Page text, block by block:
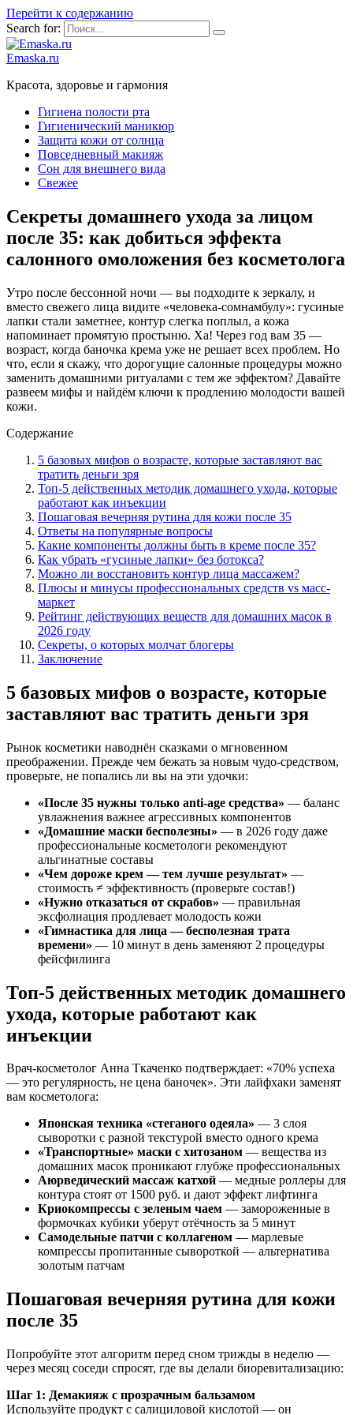
Перейти к содержанию
Search for:
Emaska.ru
Красота, здоровье и гармония
Гигиена полости рта
Гигиенический маникюр
Защита кожи от солнца
Повседневный макияж
Сон для внешнего вида
Свежее
Секреты домашнего ухода за лицом
после 35: как добиться эффекта
салонного омоложения без косметолога
Утро после бессонной ночи — вы подходите к зеркалу, и
вместо свежего лица видите «человека-сомнамбулу»: гусиные
лапки стали заметнее, контур слегка поплыл, а кожа
напоминает промятую простыню. Ха! Через год вам 35 —
возраст, когда баночка крема уже не решает всех проблем. Но
что, если я скажу, что дорогущие салонные процедуры можно
заменить домашними ритуалами с тем же эффектом? Давайте
развеем мифы и найдём ключи к продлению молодости вашей
кожи.
Содержание
5 базовых мифов о возрасте, которые заставляют вас
тратить деньги зря
Топ-5 действенных методик домашнего ухода, которые
работают как инъекции
Пошаговая вечерняя рутина для кожи после 35
Ответы на популярные вопросы
Какие компоненты должны быть в креме после 35?
Как убрать «гусиные лапки» без ботокса?
Можно ли восстановить контур лица массажем?
Плюсы и минусы профессиональных средств vs масс-
маркет
Рейтинг действующих веществ для домашних масок в
2026 году
Секреты, о которых молчат блогеры
Заключение
5 базовых мифов о возрасте, которые
заставляют вас тратить деньги зря
Рынок косметики наводнён сказками о мгновенном
преображении. Прежде чем бежать за новым чудо-средством,
проверьте, не попались ли вы на эти удочки:
«После 35 нужны только anti-age средства» — баланс
увлажнения важнее агрессивных компонентов
«Домашние маски бесполезны» — в 2026 году даже
профессиональные косметологи рекомендуют
альгинатные составы
«Чем дороже крем — тем лучше результат» —
стоимость ≠ эффективность (проверьте состав!)
«Нужно отказаться от скрабов» — правильная
эксфолиация продлевает молодость кожи
«Гимнастика для лица — бесполезная трата
времени» — 10 минут в день заменяют 2 процедуры
фейсфилинга
Топ-5 действенных методик домашнего
ухода, которые работают как
инъекции
Врач-косметолог Анна Ткаченко подтверждает: «70% успеха
— это регулярность, не цена баночек». Эти лайфхаки заменят
вам косметолога:
Японская техника «стеганого одеяла» — 3 слоя
сыворотки с разной текстурой вместо одного крема
«Транспортные» маски с хитозаном — вещества из
домашних масок проникают глубже профессиональных
Аюрведический массаж катхой — медные роллеры для
контура стоят от 1500 руб. и дают эффект лифтинга
Криокомпрессы с зеленым чаем — замороженные в
формочках кубики уберут отёчность за 5 минут
Самодельные патчи с коллагеном — марлевые
компрессы пропитанные сывороткой — альтернатива
золотым патчам
Пошаговая вечерняя рутина для кожи
после 35
Попробуйте этот алгоритм перед сном трижды в неделю —
через месяц соседи спросят, где вы делали биоревитализацию:
Шаг 1: Демакияж с прозрачным бальзамом
Используйте продукт с салициловой кислотой — он